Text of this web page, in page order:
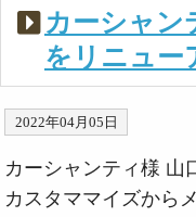
カーシャン
をリニュー
2022年04月05日
カーシャンティ様 山
カスタママイズから